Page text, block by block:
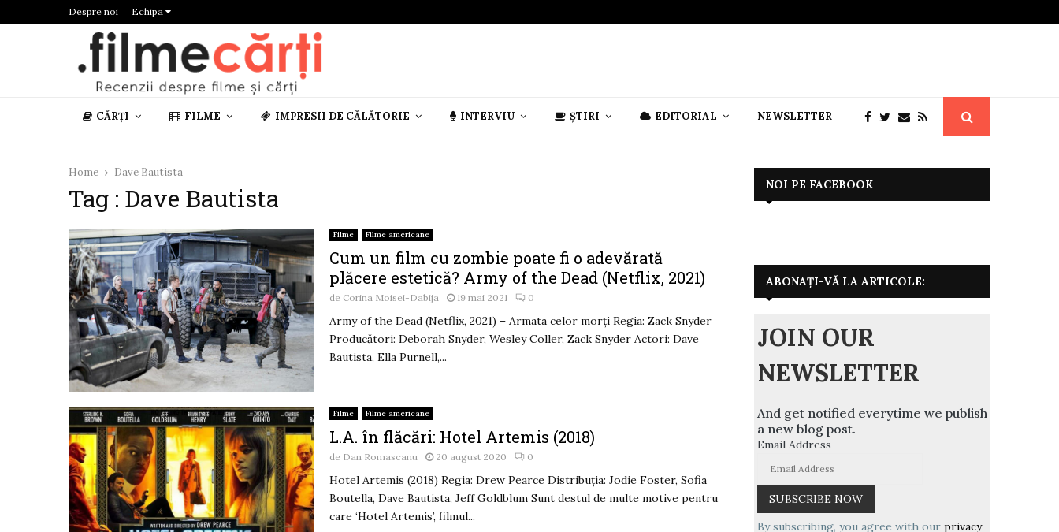
Despre noi Echipa
CĂRȚI FILME IMPRESII DE CĂLĂTORIE INTERVIU ȘTIRI EDITORIAL NEWSLETTER
Home Dave Bautista
Tag : Dave Bautista
Filme Filme americane
Cum un film cu zombie poate fi o adevărată
plăcere estetică? Army of the Dead (Netflix, 2021)
de Corina Moisei-Dabija 19 mai 2021 0
Army of the Dead (Netflix, 2021) – Armata celor morți Regia: Zack Snyder
Producători: Deborah Snyder, Wesley Coller, Zack Snyder Actori: Dave
Bautista, Ella Purnell,...
Filme Filme americane
L.A. în flăcări: Hotel Artemis (2018)
de Dan Romascanu 20 august 2020 0
Hotel Artemis (2018) Regia: Drew Pearce Distribuția: Jodie Foster, Sofia
Boutella, Dave Bautista, Jeff Goldblum Sunt destul de multe motive pentru
care ‘Hotel Artemis’, filmul...
NOI PE FACEBOOK
ABONAȚI-VĂ LA ARTICOLE:
JOIN OUR
NEWSLETTER
And get notified everytime we publish
a new blog post.
Email Address
By subscribing, you agree with our privacy